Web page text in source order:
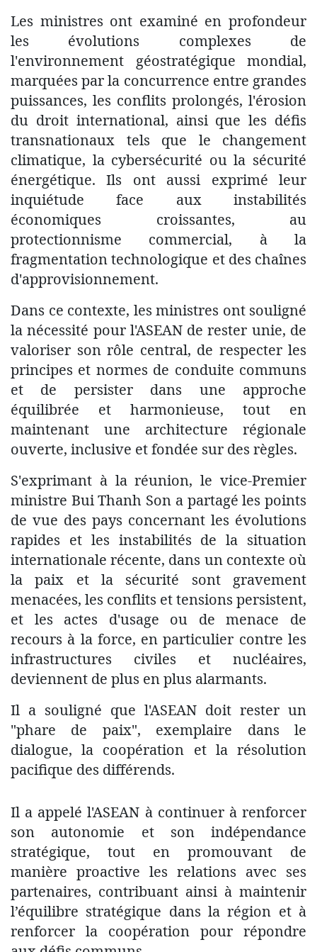
Les ministres ont examiné en profondeur
les évolutions complexes de
l'environnement géostratégique mondial,
marquées par la concurrence entre grandes
puissances, les conflits prolongés, l'érosion
du droit international, ainsi que les défis
transnationaux tels que le changement
climatique, la cybersécurité ou la sécurité
énergétique. Ils ont aussi exprimé leur
inquiétude face aux instabilités
économiques croissantes, au
protectionnisme commercial, à la
fragmentation technologique et des chaînes
d'approvisionnement.
Dans ce contexte, les ministres ont souligné
la nécessité pour l'ASEAN de rester unie, de
valoriser son rôle central, de respecter les
principes et normes de conduite communs
et de persister dans une approche
équilibrée et harmonieuse, tout en
maintenant une architecture régionale
ouverte, inclusive et fondée sur des règles.
S'exprimant à la réunion, le vice-Premier
ministre Bui Thanh Son a partagé les points
de vue des pays concernant les évolutions
rapides et les instabilités de la situation
internationale récente, dans un contexte où
la paix et la sécurité sont gravement
menacées, les conflits et tensions persistent,
et les actes d'usage ou de menace de
recours à la force, en particulier contre les
infrastructures civiles et nucléaires,
deviennent de plus en plus alarmants.
Il a souligné que l'ASEAN doit rester un
"phare de paix", exemplaire dans le
dialogue, la coopération et la résolution
pacifique des différends.
Il a appelé l'ASEAN à continuer à renforcer
son autonomie et son indépendance
stratégique, tout en promouvant de
manière proactive les relations avec ses
partenaires, contribuant ainsi à maintenir
l’équilibre stratégique dans la région et à
renforcer la coopération pour répondre